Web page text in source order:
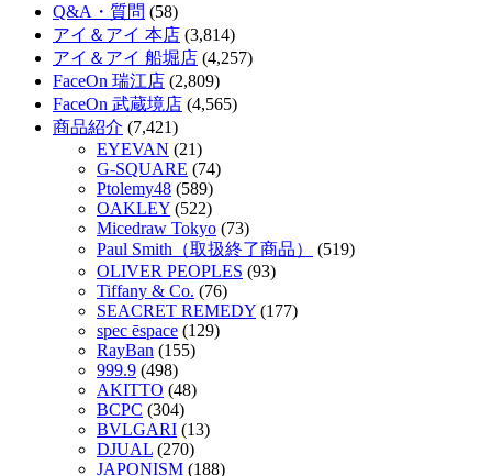
Q&A・質問 (58)
アイ＆アイ 本店 (3,814)
アイ＆アイ 船堀店 (4,257)
FaceOn 瑞江店 (2,809)
FaceOn 武蔵境店 (4,565)
商品紹介 (7,421)
EYEVAN (21)
G-SQUARE (74)
Ptolemy48 (589)
OAKLEY (522)
Micedraw Tokyo (73)
Paul Smith（取扱終了商品）
(519)
OLIVER PEOPLES (93)
Tiffany & Co. (76)
SEACRET REMEDY (177)
spec ēspace (129)
RayBan (155)
999.9 (498)
AKITTO (48)
BCPC (304)
BVLGARI (13)
DJUAL (270)
JAPONISM (188)